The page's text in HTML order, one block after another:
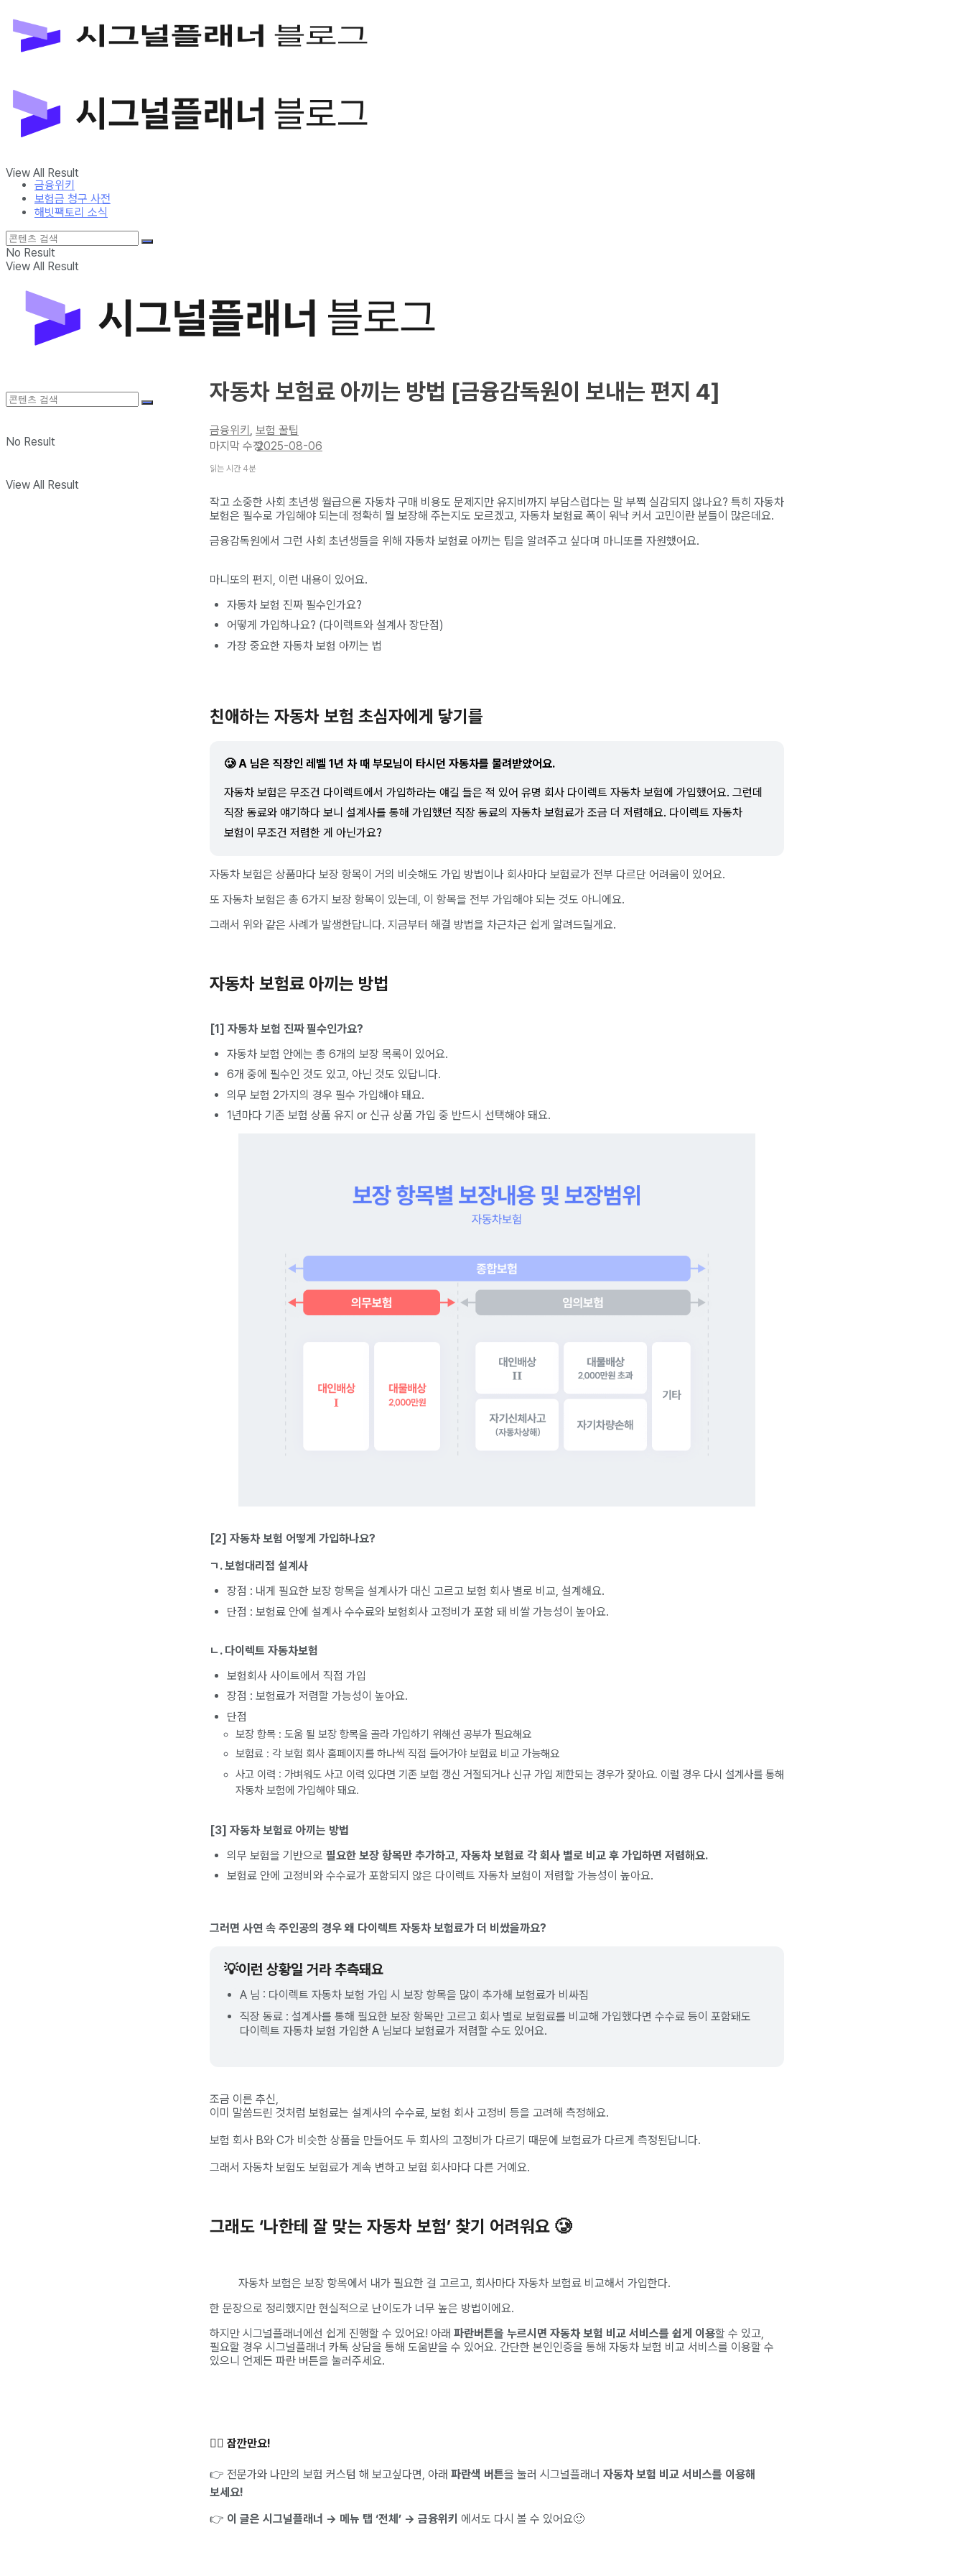
보험금 청구 사전
해빗팩토리 소식
View All Result
금융위키
보험금 청구 사전
해빗팩토리 소식
No Result
View All Result
No Result
View All Result
자동차 보험료 아끼는 방법 [금융감독원이 보내는 편지 4]
금융위키 , 보험 꿀팁
2025-08-06
읽는 시간 4분
작고 소중한 사회 초년생 월급으론 자동차 구매 비용도 문제지만 유지비까지 부담스럽다는 말 부쩍 실감되지 않나요? 특히 자동차
보험은 필수로 가입해야 되는데 정확히 뭘 보장해 주는지도 모르겠고, 자동차 보험료 폭이 워낙 커서 고민이란 분들이 많은데요.
금융감독원에서 그런 사회 초년생들을 위해 자동차 보험료 아끼는 팁을 알려주고 싶다며 마니또를 자원했어요.
마니또의 편지, 이런 내용이 있어요.
자동차 보험 진짜 필수인가요?
어떻게 가입하나요? (다이렉트와 설계사 장단점)
가장 중요한 자동차 보험 아끼는 법
친애하는 자동차 보험 초심자에게 닿기를
🥲 A 님은 직장인 레벨 1년 차 때 부모님이 타시던 자동차를 물려받았어요.
자동차 보험은 무조건 다이렉트에서 가입하라는 얘길 들은 적 있어 유명 회사 다이렉트 자동차 보험에 가입했어요. 그런데
직장 동료와 얘기하다 보니 설계사를 통해 가입했던 직장 동료의 자동차 보험료가 조금 더 저렴해요. 다이렉트 자동차
보험이 무조건 저렴한 게 아닌가요?
자동차 보험은 상품마다 보장 항목이 거의 비슷해도 가입 방법이나 회사마다 보험료가 전부 다르단 어려움이 있어요.
또 자동차 보험은 총 6가지 보장 항목이 있는데, 이 항목을 전부 가입해야 되는 것도 아니에요.
그래서 위와 같은 사례가 발생한답니다. 지금부터 해결 방법을 차근차근 쉽게 알려드릴게요.
자동차 보험료 아끼는 방법
[1] 자동차 보험 진짜 필수인가요?
자동차 보험 안에는 총 6개의 보장 목록이 있어요.
6개 중에 필수인 것도 있고, 아닌 것도 있답니다.
의무 보험 2가지의 경우 필수 가입해야 돼요.
1년마다 기존 보험 상품 유지 or 신규 상품 가입 중 반드시 선택해야 돼요.
[2] 자동차 보험 어떻게 가입하나요?
ㄱ. 보험대리점 설계사
장점 : 내게 필요한 보장 항목을 설계사가 대신 고르고 보험 회사 별로 비교, 설계해요.
단점 : 보험료 안에 설계사 수수료와 보험회사 고정비가 포함 돼 비쌀 가능성이 높아요.
ㄴ. 다이렉트 자동차보험
보험회사 사이트에서 직접 가입
장점 : 보험료가 저렴할 가능성이 높아요.
단점
보장 항목 : 도움 될 보장 항목을 골라 가입하기 위해선 공부가 필요해요
보험료 : 각 보험 회사 홈페이지를 하나씩 직접 들어가야 보험료 비교 가능해요
사고 이력 : 가벼워도 사고 이력 있다면 기존 보험 갱신 거절되거나 신규 가입 제한되는 경우가 잦아요. 이럴 경우 다시 설계사를 통해
자동차 보험에 가입해야 돼요.
[3] 자동차 보험료 아끼는 방법
의무 보험을 기반으로 필요한 보장 항목만 추가하고, 자동차 보험료 각 회사 별로 비교 후 가입하면 저렴해요.
보험료 안에 고정비와 수수료가 포함되지 않은 다이렉트 자동차 보험이 저렴할 가능성이 높아요.
그러면 사연 속 주인공의 경우 왜 다이렉트 자동차 보험료가 더 비쌌을까요?
💡이런 상황일 거라 추측돼요
A 님 : 다이렉트 자동차 보험 가입 시 보장 항목을 많이 추가해 보험료가 비싸짐
직장 동료 : 설계사를 통해 필요한 보장 항목만 고르고 회사 별로 보험료를 비교해 가입했다면 수수료 등이 포함돼도
다이렉트 자동차 보험 가입한 A 님보다 보험료가 저렴할 수도 있어요.
조금 이른 추신,
이미 말씀드린 것처럼 보험료는 설계사의 수수료, 보험 회사 고정비 등을 고려해 측정해요.
보험 회사 B와 C가 비슷한 상품을 만들어도 두 회사의 고정비가 다르기 때문에 보험료가 다르게 측정된답니다.
그래서 자동차 보험도 보험료가 계속 변하고 보험 회사마다 다른 거예요.
그래도 ‘나한테 잘 맞는 자동차 보험’ 찾기 어려워요 🥲
자동차 보험은 보장 항목에서 내가 필요한 걸 고르고, 회사마다 자동차 보험료 비교해서 가입한다.
한 문장으로 정리했지만 현실적으로 난이도가 너무 높은 방법이에요.
하지만 시그널플래너에선 쉽게 진행할 수 있어요! 아래 파란버튼을 누르시면 자동차 보험 비교 서비스를 쉽게 이용할 수 있고,
필요할 경우 시그널플래너 카톡 상담을 통해 도움받을 수 있어요. 간단한 본인인증을 통해 자동차 보험 비교 서비스를 이용할 수
있으니 언제든 파란 버튼을 눌러주세요.
✋🏻 잠깐만요!
👉 전문가와 나만의 보험 커스텀 해 보고싶다면, 아래 파란색 버튼을 눌러 시그널플래너 자동차 보험 비교 서비스를 이용해
보세요!
👉 이 글은 시그널플래너 → 메뉴 탭 ‘전체’ → 금융위키 에서도 다시 볼 수 있어요🙂